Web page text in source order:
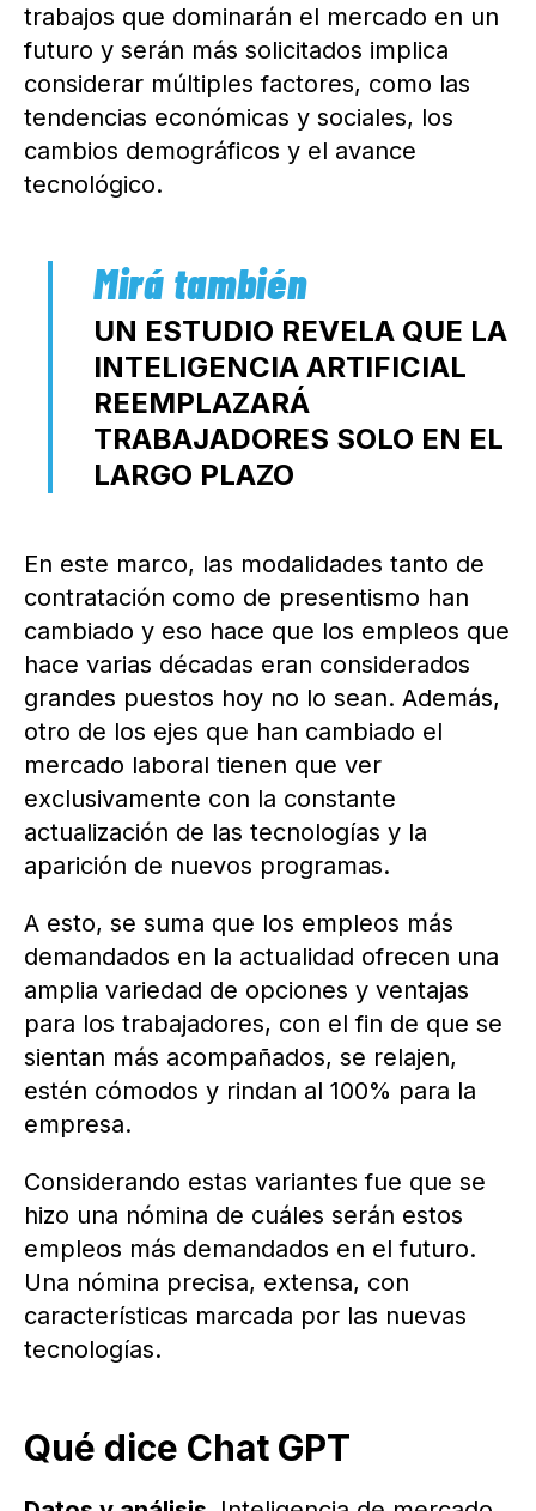
trabajos que dominarán el mercado en un
futuro y serán más solicitados implica
considerar múltiples factores, como las
tendencias económicas y sociales, los
cambios demográficos y el avance
tecnológico.
UN ESTUDIO REVELA QUE LA
INTELIGENCIA ARTIFICIAL
REEMPLAZARÁ
TRABAJADORES SOLO EN EL
LARGO PLAZO
En este marco, las modalidades tanto de
contratación como de presentismo han
cambiado y eso hace que los empleos que
hace varias décadas eran considerados
grandes puestos hoy no lo sean. Además,
otro de los ejes que han cambiado el
mercado laboral tienen que ver
exclusivamente con la constante
actualización de las tecnologías y la
aparición de nuevos programas.
A esto, se suma que los empleos más
demandados en la actualidad ofrecen una
amplia variedad de opciones y ventajas
para los trabajadores, con el fin de que se
sientan más acompañados, se relajen,
estén cómodos y rindan al 100% para la
empresa.
Considerando estas variantes fue que se
hizo una nómina de cuáles serán estos
empleos más demandados en el futuro.
Una nómina precisa, extensa, con
características marcada por las nuevas
tecnologías.
Qué dice Chat GPT